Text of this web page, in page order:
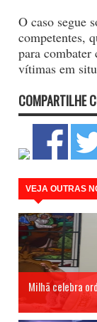
O caso segue
competentes,
para
vítimas em
COMPARTILHE
VEJA OUTRAS
Milhã celebra